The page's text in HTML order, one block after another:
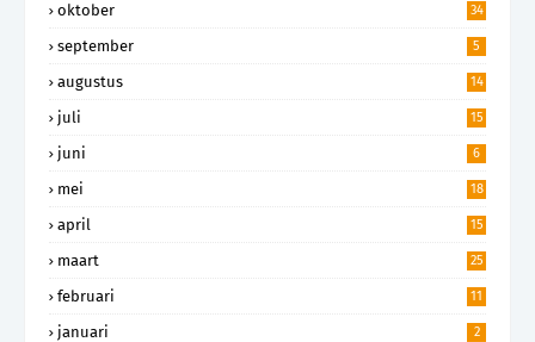
oktober 34
september 5
augustus 14
juli 15
juni 6
mei 18
april 15
maart 25
februari 11
januari 2